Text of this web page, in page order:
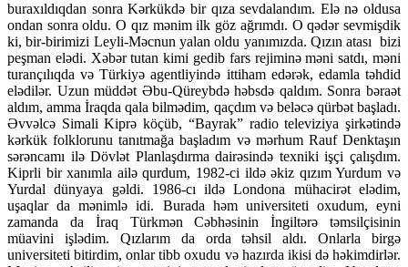
buraxıldıqdan sonra Kərkükdə bir qıza sevdalandım. Elə nə oldusa
ondan sonra oldu. O qız mənim ilk göz ağrımdı. O qədər sevmişdik
ki, bir-birimizi Leyli-Məcnun yalan oldu yanımızda. Qızın atası bizi
peşman elədi. Xəbər tutan kimi gedib fars rejiminə məni satdı, məni
turançılıqda və Türkiyə agentliyində ittiham edərək, edamla təhdid
elədilər. Uzun müddət Əbu-Qüreybdə həbsdə qaldım. Sonra bəraət
aldım, amma İraqda qala bilmədim, qaçdım və beləcə qürbət başladı.
Əvvəlcə Simali Kiprə köçüb, “Bayrak” radio televiziya şirkətində
kərkük folklorunu tanıtmağa başladım və mərhum Rauf Denktaşın
sərəncamı ilə Dövlət Planlaşdırma dairəsində texniki işçi çalışdım.
Kiprli bir xanımla ailə qurdum, 1982-ci ildə əkiz qızım Yurdum və
Yurdal dünyaya gəldi. 1986-cı ildə Londona mühacirət elədim,
uşaqlar da mənimlə idi. Burada həm universiteti oxudum, eyni
zamanda da İraq Türkmən Cəbhəsinin İngiltərə təmsilçisinin
müavini işlədim. Qızlarım da orda təhsil aldı. Onlarla birgə
universiteti bitirdim, onlar tibb oxudu və hazırda ikisi də həkimdirlər.